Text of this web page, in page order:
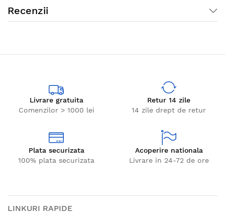
Recenzii
Livrare gratuita
Comenzilor > 1000 lei
Retur 14 zile
14 zile drept de retur
Plata securizata
100% plata securizata
Acoperire nationala
Livrare in 24-72 de ore
LINKURI RAPIDE